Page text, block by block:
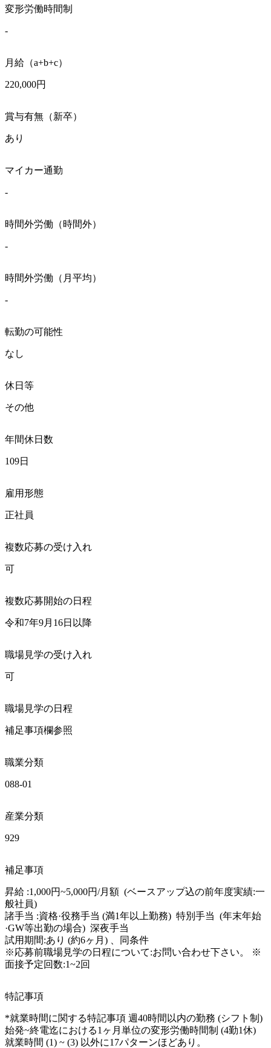
変形労働時間制
-
月給（a+b+c）
220,000円
賞与有無（新卒）
あり
マイカー通勤
-
時間外労働（時間外）
-
時間外労働（月平均）
-
転勤の可能性
なし
休日等
その他
年間休日数
109日
雇用形態
正社員
複数応募の受け入れ
可
複数応募開始の日程
令和7年9月16日以降
職場見学の受け入れ
可
職場見学の日程
補足事項欄参照
職業分類
088-01
産業分類
929
補足事項
昇給 :1,000円~5,000円/月額  (ベースアップ込の前年度実績:一
般社員)
諸手当 :資格·役務手当 (満1年以上勤務)  特別手当  (年末年始
·GW等出勤の場合)  深夜手当
試用期間:あり (約6ヶ月) 、同条件
※応募前職場見学の日程について:お問い合わせ下さい。 ※
面接予定回数:1~2回
特記事項
*就業時間に関する特記事項 週40時間以内の勤務 (シフト制)
始発~終電迄における1ヶ月単位の変形労働時間制 (4勤1休)
就業時間 (1) ~ (3) 以外に17パターンほどあり。